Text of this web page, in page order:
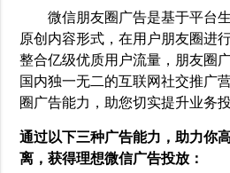
微信朋友圈广告是基于平台
原创内容形式，在用户朋友圈进
整合亿级优质用户流量，朋友圈
国内独一无二的互联网社交推广
圈广告能力，助您切实提升业务
通过以下三种广告能力，助力你
离，获得理想微信广告投放：